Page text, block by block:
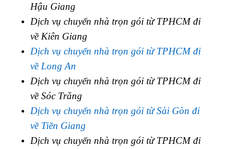
Hậu Giang
Dịch vụ chuyển nhà trọn gói từ TPHCM đi
về Kiên Giang
Dịch vụ chuyển nhà trọn gói từ TPHCM đi
về Long An
Dịch vụ chuyển nhà trọn gói từ TPHCM đi
về Sóc Trăng
Dịch vụ chuyển nhà trọn gói từ Sài Gòn đi
về Tiền Giang
Dịch vụ chuyển nhà trọn gói từ TPHCM đi